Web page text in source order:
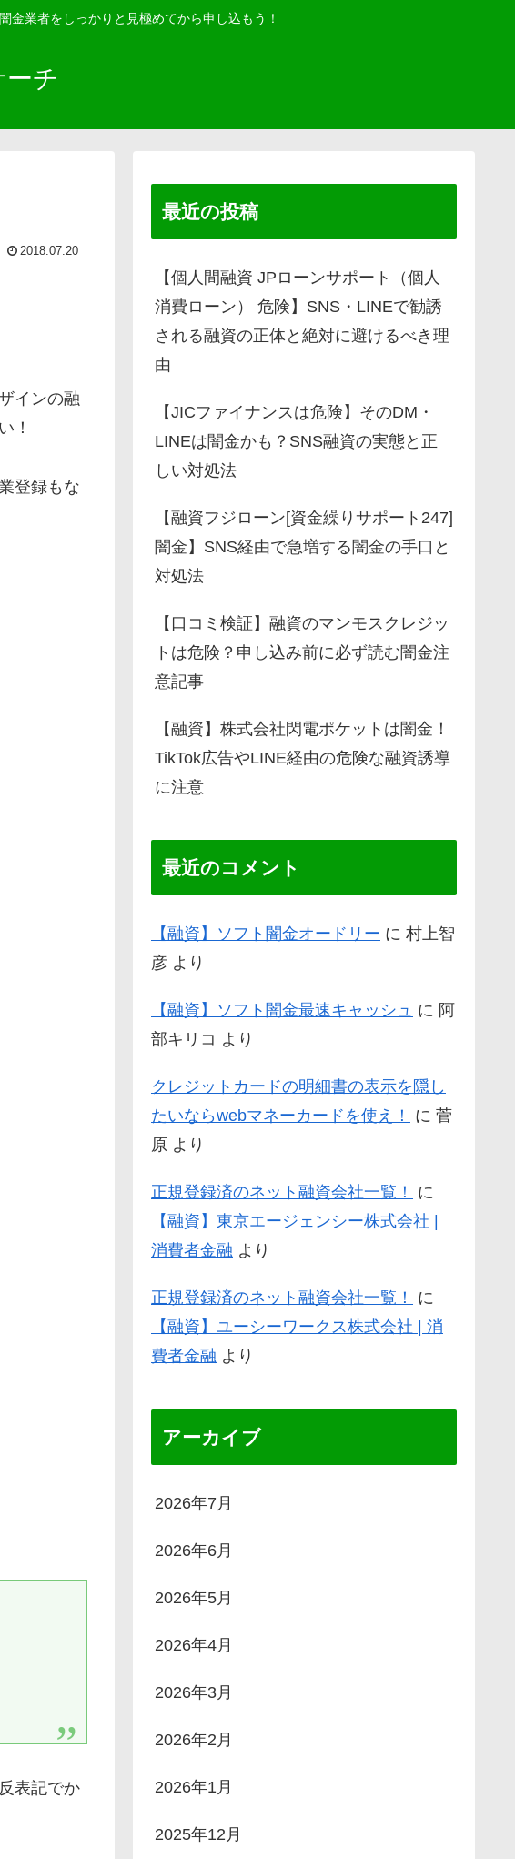
金業者をしっかりと見極めてから申し込もう！
チ
2018.07.20
インの融
！
登録もな
表記でか
最近の投稿
【個人間融資 JPローンサポート（個人
消費ローン） 危険】SNS・LINEで勧誘
される融資の正体と絶対に避けるべき理
由
【JICファイナンスは危険】そのDM・
LINEは闇金かも？SNS融資の実態と正
しい対処法
【融資フジローン[資金繰りサポート247]
闇金】SNS経由で急増する闇金の手口と
対処法
【口コミ検証】融資のマンモスクレジッ
トは危険？申し込み前に必ず読む闇金注
意記事
【融資】株式会社閃電ポケットは闇金！
TikTok広告やLINE経由の危険な融資誘導
に注意
最近のコメント
【融資】ソフト闇金オードリー に 村上智
彦 より
【融資】ソフト闇金最速キャッシュ に 阿
部キリコ より
クレジットカードの明細書の表示を隠し
たいならwebマネーカードを使え！
に 菅
原 より
正規登録済のネット融資会社一覧！
に
【融資】東京エージェンシー株式会社 |
消費者金融 より
正規登録済のネット融資会社一覧！
に
【融資】ユーシーワークス株式会社 | 消
費者金融 より
アーカイブ
2026年7月
2026年6月
2026年5月
2026年4月
2026年3月
2026年2月
2026年1月
2025年12月